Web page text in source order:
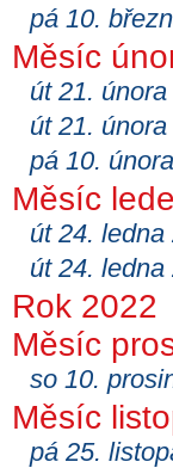
pá 10.
Měsíc
út 21.
út 21.
pá 10.
Měsíc
út 24. ledna
út 24. ledna
Rok 2022
Měsíc
so 10.
Měsíc
pá 25.